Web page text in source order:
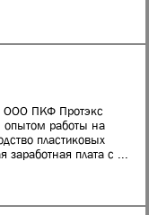
ООО ПКФ Протэкс
опытом работы на
пластиковых
плата с ...